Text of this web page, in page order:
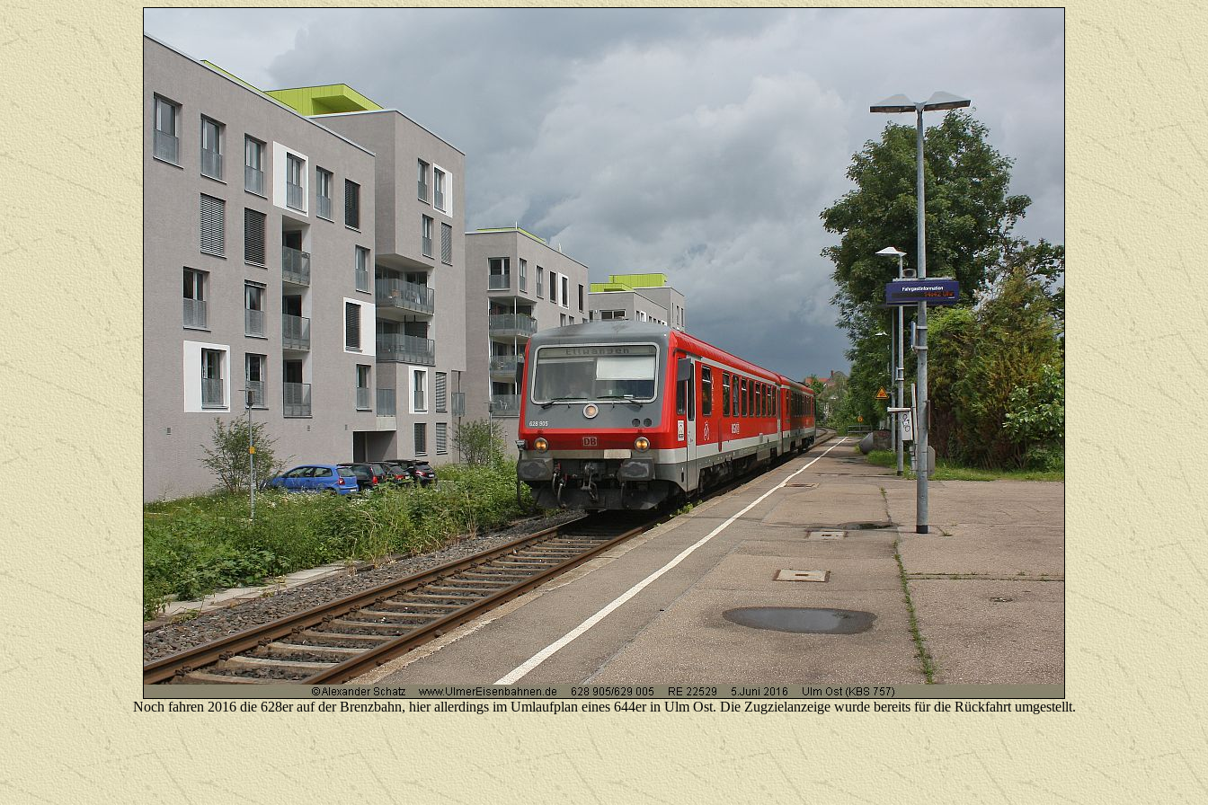
Noch fahren 2016 die 628er auf der Brenzbahn, hier allerdings im Umlaufplan eines 644er in Ulm Ost. Die Zugzielanzeige wurde bereits für die Rückfahrt umgestellt.